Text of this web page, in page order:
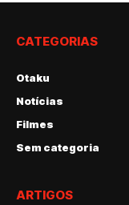
CATEGORIAS
Otaku
Notícias
Filmes
Sem categoria
ARTIGOS